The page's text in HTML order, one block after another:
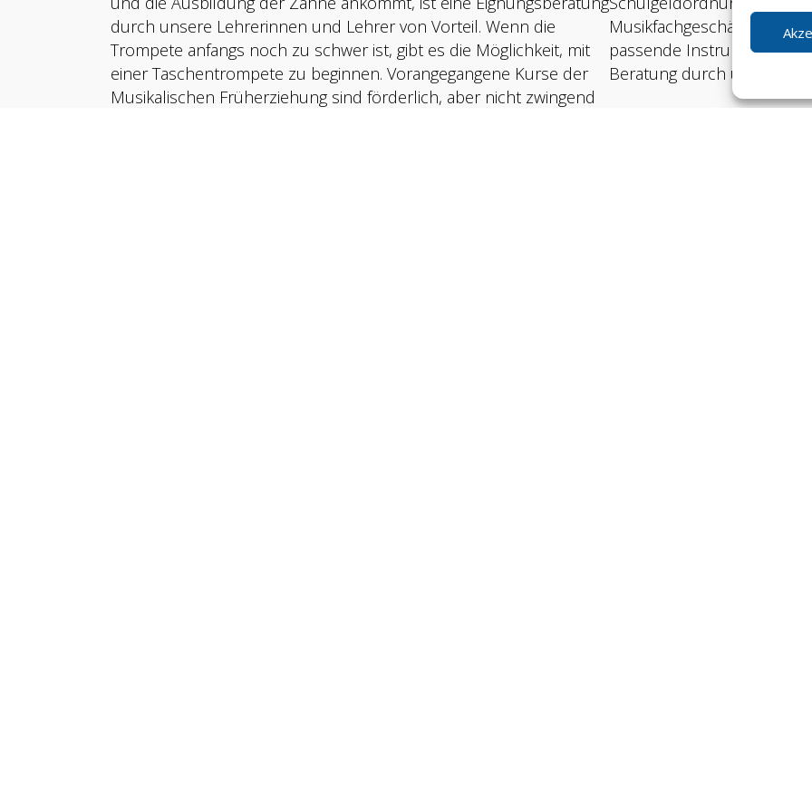
durch unsere Lehrerinnen und Lehrer von Vorteil. Wenn die
Trompete anfangs noch zu schwer ist, gibt es die Möglichkeit, mit
einer Taschentrompete zu beginnen. Vorangegangene Kurse der
Musikalischen Früherziehung sind förderlich, aber nicht zwingend
Musikfachgeschäfte, die
passende Instrument zu
Beratung durch unsere